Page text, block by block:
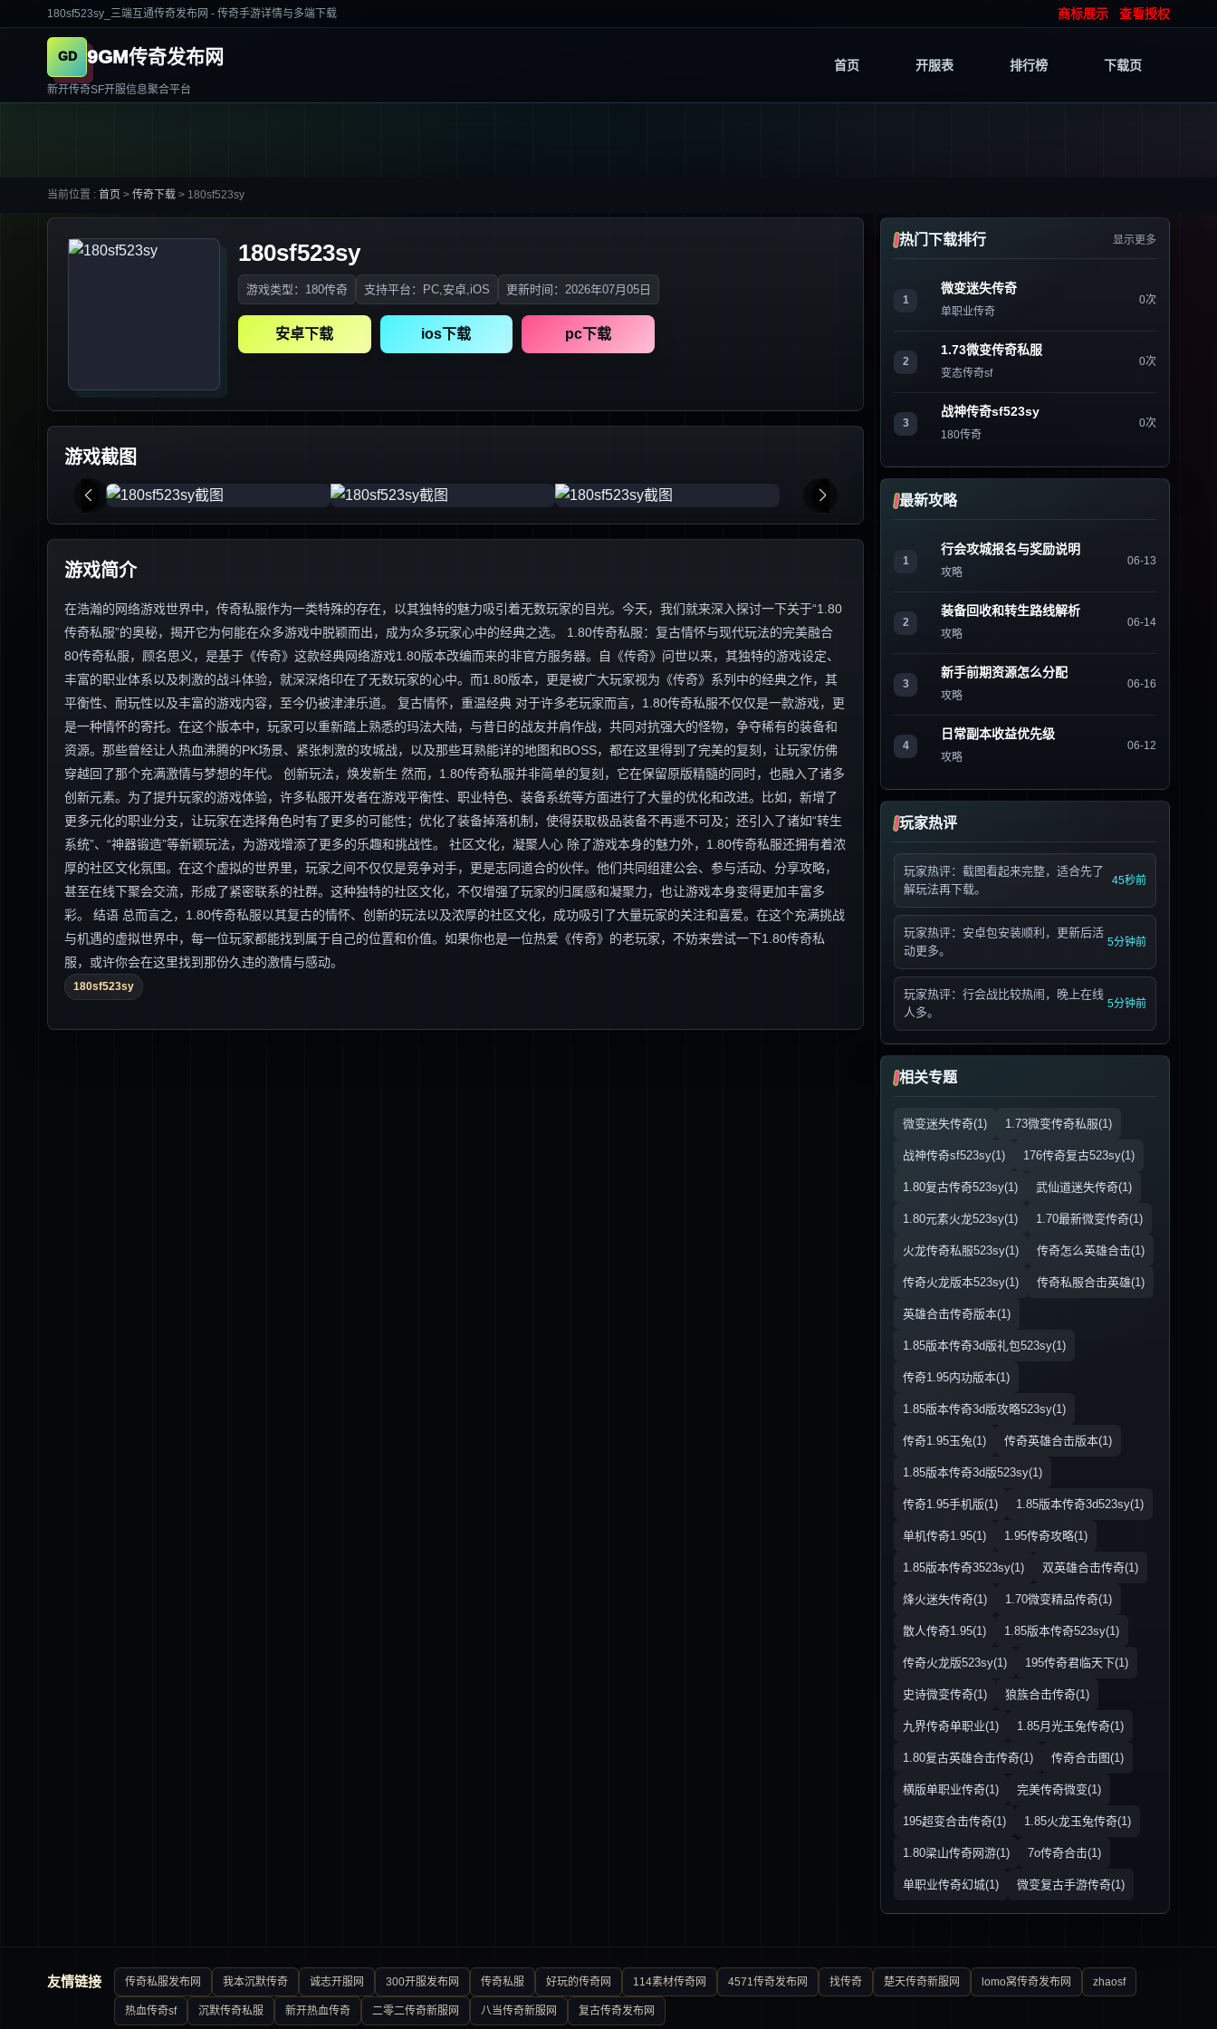
180sf523sy_三端互通传奇发布网 - 传奇手游详情与多端下载 商标展示 查看授权
9GM传奇发布网
新开传奇SF开服信息聚合平台
首页 开服表 排行榜 下载页
当前位置 : 首页 > 传奇下载 > 180sf523sy
180sf523sy
游戏类型：180传奇 支持平台：PC,安卓,iOS 更新时间：2026年07月05日
安卓下载 ios下载 pc下载
游戏截图
游戏简介
在浩瀚的网络游戏世界中，传奇私服作为一类特殊的存在，以其独特的魅力吸引着无数玩家的目光。今天，我们就来深入探讨一下关于“1.80
传奇私服”的奥秘，揭开它为何能在众多游戏中脱颖而出，成为众多玩家心中的经典之选。 1.80传奇私服：复古情怀与现代玩法的完美融合
80传奇私服，顾名思义，是基于《传奇》这款经典网络游戏1.80版本改编而来的非官方服务器。自《传奇》问世以来，其独特的游戏设定、
丰富的职业体系以及刺激的战斗体验，就深深烙印在了无数玩家的心中。而1.80版本，更是被广大玩家视为《传奇》系列中的经典之作，其
平衡性、耐玩性以及丰富的游戏内容，至今仍被津津乐道。 复古情怀，重温经典 对于许多老玩家而言，1.80传奇私服不仅仅是一款游戏，更
是一种情怀的寄托。在这个版本中，玩家可以重新踏上熟悉的玛法大陆，与昔日的战友并肩作战，共同对抗强大的怪物，争夺稀有的装备和
资源。那些曾经让人热血沸腾的PK场景、紧张刺激的攻城战，以及那些耳熟能详的地图和BOSS，都在这里得到了完美的复刻，让玩家仿佛
穿越回了那个充满激情与梦想的年代。 创新玩法，焕发新生 然而，1.80传奇私服并非简单的复刻，它在保留原版精髓的同时，也融入了诸多
创新元素。为了提升玩家的游戏体验，许多私服开发者在游戏平衡性、职业特色、装备系统等方面进行了大量的优化和改进。比如，新增了
更多元化的职业分支，让玩家在选择角色时有了更多的可能性；优化了装备掉落机制，使得获取极品装备不再遥不可及；还引入了诸如“转生
系统”、“神器锻造”等新颖玩法，为游戏增添了更多的乐趣和挑战性。 社区文化，凝聚人心 除了游戏本身的魅力外，1.80传奇私服还拥有着浓
厚的社区文化氛围。在这个虚拟的世界里，玩家之间不仅仅是竞争对手，更是志同道合的伙伴。他们共同组建公会、参与活动、分享攻略，
甚至在线下聚会交流，形成了紧密联系的社群。这种独特的社区文化，不仅增强了玩家的归属感和凝聚力，也让游戏本身变得更加丰富多
彩。 结语 总而言之，1.80传奇私服以其复古的情怀、创新的玩法以及浓厚的社区文化，成功吸引了大量玩家的关注和喜爱。在这个充满挑战
与机遇的虚拟世界中，每一位玩家都能找到属于自己的位置和价值。如果你也是一位热爱《传奇》的老玩家，不妨来尝试一下1.80传奇私
服，或许你会在这里找到那份久违的激情与感动。
180sf523sy
热门下载排行 显示更多
1
微变迷失传奇
单职业传奇
0次
2
1.73微变传奇私服
变态传奇sf
0次
3
战神传奇sf523sy
180传奇
0次
最新攻略
1
行会攻城报名与奖励说明
攻略
06-13
2
装备回收和转生路线解析
攻略
06-14
3
新手前期资源怎么分配
攻略
06-16
4
日常副本收益优先级
攻略
06-12
玩家热评
玩家热评：截图看起来完整，适合先了
解玩法再下载。
45秒前
玩家热评：安卓包安装顺利，更新后活
动更多。
5分钟前
玩家热评：行会战比较热闹，晚上在线
人多。
5分钟前
相关专题
微变迷失传奇(1) 1.73微变传奇私服(1)
战神传奇sf523sy(1) 176传奇复古523sy(1)
1.80复古传奇523sy(1) 武仙道迷失传奇(1)
1.80元素火龙523sy(1) 1.70最新微变传奇(1)
火龙传奇私服523sy(1) 传奇怎么英雄合击(1)
传奇火龙版本523sy(1) 传奇私服合击英雄(1)
英雄合击传奇版本(1)
1.85版本传奇3d版礼包523sy(1)
传奇1.95内功版本(1)
1.85版本传奇3d版攻略523sy(1)
传奇1.95玉兔(1) 传奇英雄合击版本(1)
1.85版本传奇3d版523sy(1)
传奇1.95手机版(1) 1.85版本传奇3d523sy(1)
单机传奇1.95(1) 1.95传奇攻略(1)
1.85版本传奇3523sy(1) 双英雄合击传奇(1)
烽火迷失传奇(1) 1.70微变精品传奇(1)
散人传奇1.95(1) 1.85版本传奇523sy(1)
传奇火龙版523sy(1) 195传奇君临天下(1)
史诗微变传奇(1) 狼族合击传奇(1)
九界传奇单职业(1) 1.85月光玉兔传奇(1)
1.80复古英雄合击传奇(1) 传奇合击图(1)
横版单职业传奇(1) 完美传奇微变(1)
195超变合击传奇(1) 1.85火龙玉兔传奇(1)
1.80梁山传奇网游(1) 7o传奇合击(1)
单职业传奇幻城(1) 微变复古手游传奇(1)
友情链接 传奇私服发布网 我本沉默传奇 诚志开服网 300开服发布网 传奇私服 好玩的传奇网 114素材传奇网 4571传奇发布网 找传奇 楚天传奇新服网 lomo窝传奇发布网 zhaosf
热血传奇sf 沉默传奇私服 新开热血传奇 二零二传奇新服网 八当传奇新服网 复古传奇发布网